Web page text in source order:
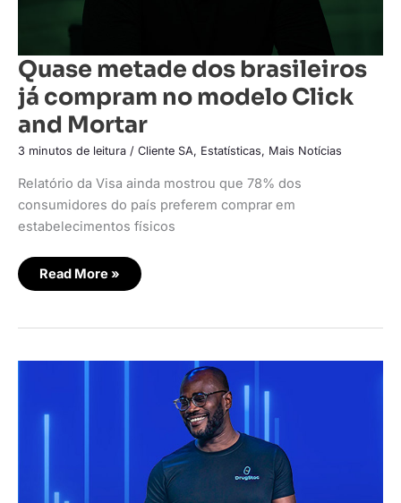
Quase metade dos brasileiros
já compram no modelo Click
and Mortar
3 minutos de leitura / Cliente SA, Estatísticas, Mais Notícias
Relatório da Visa ainda mostrou que 78% dos
consumidores do país preferem comprar em
estabelecimentos físicos
Read More »
Visa
competição